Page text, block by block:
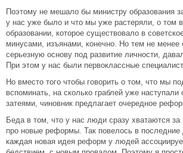
Поэтому не мешало бы министру образования
у нас уже было и что мы уже растеряли, о том
образовании, которое существовало в
минусами, изъянами, конечно. Но тем не менее
серьезную основу под развитие личности,
При этом у нас были первоклассные
Но вместо того чтобы говорить о том, что мы
вспоминать, на сколько граблей уже
затеями, чиновник предлагает очередное
Беда в том, что у нас люди сразу хватаются за
про новые реформы. Так повелось в последние
каждая новая идея реформ у людей